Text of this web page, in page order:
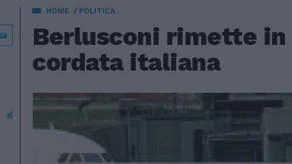
HOME POLITICA
Berlusconi rimette in
cordata italiana
d